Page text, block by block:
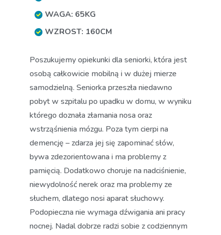
WAGA: 65KG
WZROST: 160CM
Poszukujemy opiekunki dla seniorki, która jest
osobą całkowicie mobilną i w dużej mierze
samodzielną. Seniorka przeszła niedawno
pobyt w szpitalu po upadku w domu, w wyniku
którego doznała złamania nosa oraz
wstrząśnienia mózgu. Poza tym cierpi na
demencję – zdarza jej się zapominać słów,
bywa zdezorientowana i ma problemy z
pamięcią. Dodatkowo choruje na nadciśnienie,
niewydolność nerek oraz ma problemy ze
słuchem, dlatego nosi aparat słuchowy.
Podopieczna nie wymaga dźwigania ani pracy
nocnej. Nadal dobrze radzi sobie z codziennym